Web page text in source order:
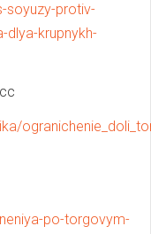
soyuzy-protiv-
dlya-krupnykh-
po-torgovym-